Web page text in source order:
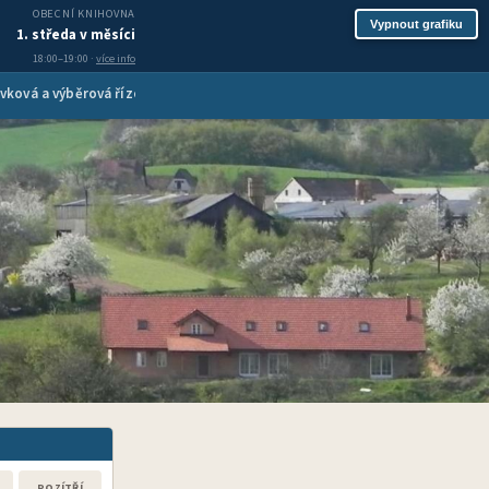
Vypnout grafiku
OBECNÍ KNIHOVNA
1. středa v měsíci
18:00–19:00 · více info
a výběrová řízení